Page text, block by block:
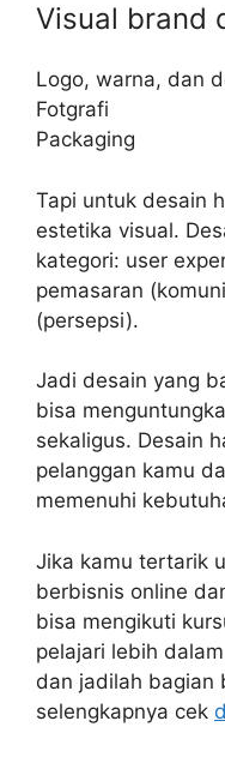
Visual brand
Logo, warna, dan
Fotgrafi
Packaging
Tapi untuk desain
estetika visual.
kategori: user
pemasaran
(persepsi).
Jadi desain yang
bisa
sekaligus. Desain
pelanggan kamu
memenuhi
Jika kamu tertarik
berbisnis online
bisa mengikuti
pelajari lebih
dan jadilah bagian
selengkapnya cek